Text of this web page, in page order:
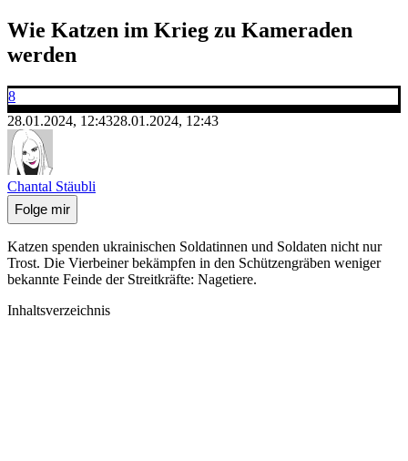
Wie Katzen im Krieg zu Kameraden
werden
8
28.01.2024, 12:4328.01.2024, 12:43
Chantal Stäubli
Folge mir
Katzen spenden ukrainischen Soldatinnen und Soldaten nicht nur
Trost. Die Vierbeiner bekämpfen in den Schützengräben weniger
bekannte Feinde der Streitkräfte: Nagetiere.
Inhaltsverzeichnis